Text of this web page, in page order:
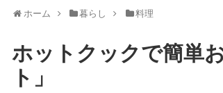
ホーム 暮らし 料理
ホットクックで簡単
ト」